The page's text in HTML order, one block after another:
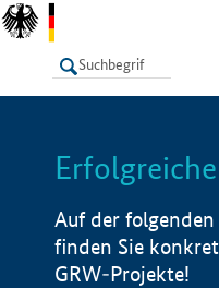
LISTE
Auf der
finden Sie
GRW-Projekte!